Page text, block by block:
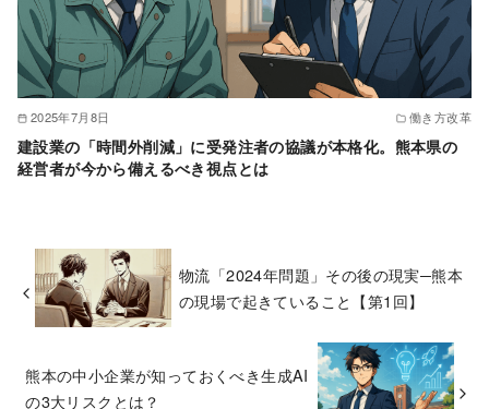
2025年7月8日 働き方改革
建設業の「時間外削減」に受発注者の協議が本格化。熊本県の
経営者が今から備えるべき視点とは
物流「2024年問題」その後の現実─熊本
の現場で起きていること【第1回】
熊本の中小企業が知っておくべき生成AI
の3大リスクとは？